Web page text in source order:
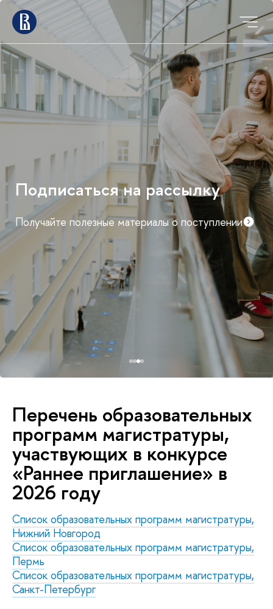
Мероприятия для
абитуриентов магистратуры
График дней открытых дверей и консультаций
факультетов
Перечень образовательных
программ магистратуры,
участвующих в конкурсе
«Раннее приглашение» в
2026 году
Список образовательных программ магистратуры,
Нижний Новгород
Список образовательных программ магистратуры,
Пермь
Список образовательных программ магистратуры,
Санкт-Петербург